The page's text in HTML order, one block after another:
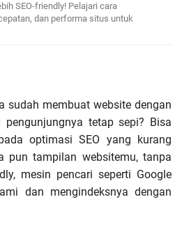
SEO-friendly! Pelajari cara
dan performa situs untuk
sudah membuat website dengan
tetap sepi? Bisa
optimasi SEO yang kurang
pun tampilan websitemu, tanpa
mesin pencari seperti Google
dan mengindeksnya dengan